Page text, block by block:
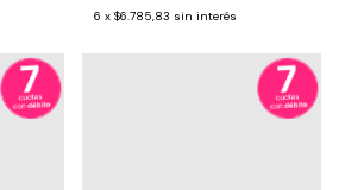
6 x $6.785,83 sin interés